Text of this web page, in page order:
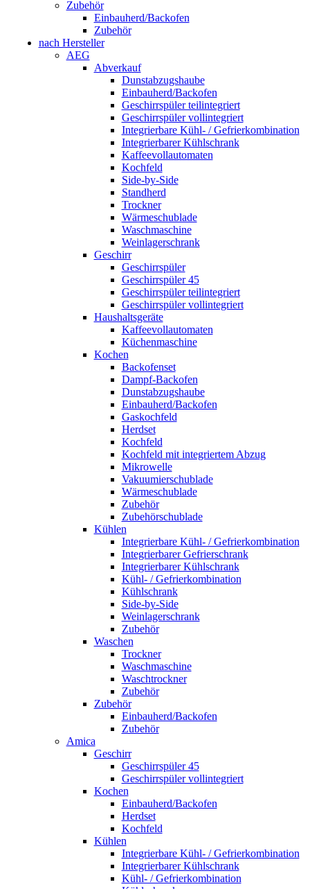
Zubehör
Einbauherd/Backofen
Zubehör
nach Hersteller
AEG
Abverkauf
Dunstabzugshaube
Einbauherd/Backofen
Geschirrspüler teilintegriert
Geschirrspüler vollintegriert
Integrierbare Kühl- / Gefrierkombination
Integrierbarer Kühlschrank
Kaffeevollautomaten
Kochfeld
Side-by-Side
Standherd
Trockner
Wärmeschublade
Waschmaschine
Weinlagerschrank
Geschirr
Geschirrspüler
Geschirrspüler 45
Geschirrspüler teilintegriert
Geschirrspüler vollintegriert
Haushaltsgeräte
Kaffeevollautomaten
Küchenmaschine
Kochen
Backofenset
Dampf-Backofen
Dunstabzugshaube
Einbauherd/Backofen
Gaskochfeld
Herdset
Kochfeld
Kochfeld mit integriertem Abzug
Mikrowelle
Vakuumierschublade
Wärmeschublade
Zubehör
Zubehörschublade
Kühlen
Integrierbare Kühl- / Gefrierkombination
Integrierbarer Gefrierschrank
Integrierbarer Kühlschrank
Kühl- / Gefrierkombination
Kühlschrank
Side-by-Side
Weinlagerschrank
Zubehör
Waschen
Trockner
Waschmaschine
Waschtrockner
Zubehör
Zubehör
Einbauherd/Backofen
Zubehör
Amica
Geschirr
Geschirrspüler 45
Geschirrspüler vollintegriert
Kochen
Einbauherd/Backofen
Herdset
Kochfeld
Kühlen
Integrierbare Kühl- / Gefrierkombination
Integrierbarer Kühlschrank
Kühl- / Gefrierkombination